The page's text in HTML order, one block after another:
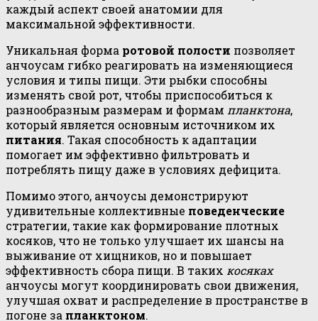
каждый аспект своей анатомии для
максимальной эффективности.
Уникальная форма ротовой полости позволяет
анчоусам гибко реагировать на изменяющиеся
условия и типы пищи. Эти рыбки способны
изменять свой рот, чтобы приспособиться к
разнообразным размерам и формам планктона,
который является основным источником их
питания. Такая способность к адаптации
помогает им эффективно фильтровать и
потреблять пищу даже в условиях дефицита.
Помимо этого, анчоусы демонстрируют
удивительные коллективные поведенческие
стратегии, такие как формирование плотных
косяков, что не только улучшает их шансы на
выживание от хищников, но и повышает
эффективность сбора пищи. В таких косяках
анчоусы могут координировать свои движения,
улучшая охват и распределение в пространстве в
погоне за планктоном.